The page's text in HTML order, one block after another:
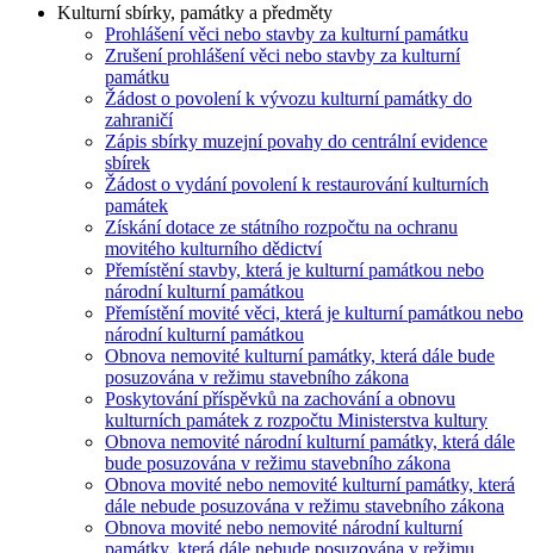
Kulturní sbírky, památky a předměty
Prohlášení věci nebo stavby za kulturní památku
Zrušení prohlášení věci nebo stavby za kulturní
památku
Žádost o povolení k vývozu kulturní památky do
zahraničí
Zápis sbírky muzejní povahy do centrální evidence
sbírek
Žádost o vydání povolení k restaurování kulturních
památek
Získání dotace ze státního rozpočtu na ochranu
movitého kulturního dědictví
Přemístění stavby, která je kulturní památkou nebo
národní kulturní památkou
Přemístění movité věci, která je kulturní památkou nebo
národní kulturní památkou
Obnova nemovité kulturní památky, která dále bude
posuzována v režimu stavebního zákona
Poskytování příspěvků na zachování a obnovu
kulturních památek z rozpočtu Ministerstva kultury
Obnova nemovité národní kulturní památky, která dále
bude posuzována v režimu stavebního zákona
Obnova movité nebo nemovité kulturní památky, která
dále nebude posuzována v režimu stavebního zákona
Obnova movité nebo nemovité národní kulturní
památky, která dále nebude posuzována v režimu